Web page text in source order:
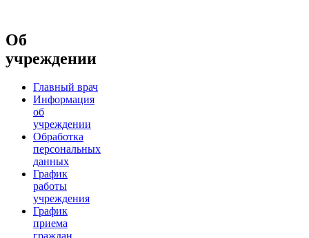
Об
учреждении
Главный врач
Информация
об
учреждении
Обработка
персональных
данных
График
работы
учреждения
График
приема